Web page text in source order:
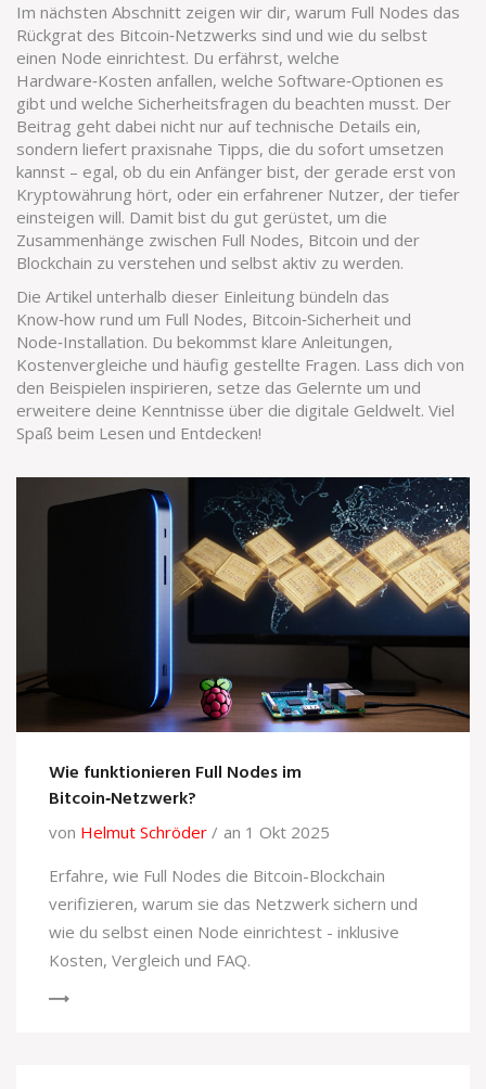
Im nächsten Abschnitt zeigen wir dir, warum Full Nodes das
Rückgrat des Bitcoin‑Netzwerks sind und wie du selbst
einen Node einrichtest. Du erfährst, welche
Hardware‑Kosten anfallen, welche Software‑Optionen es
gibt und welche Sicherheitsfragen du beachten musst. Der
Beitrag geht dabei nicht nur auf technische Details ein,
sondern liefert praxisnahe Tipps, die du sofort umsetzen
kannst – egal, ob du ein Anfänger bist, der gerade erst von
Kryptowährung hört, oder ein erfahrener Nutzer, der tiefer
einsteigen will. Damit bist du gut gerüstet, um die
Zusammenhänge zwischen Full Nodes, Bitcoin und der
Blockchain zu verstehen und selbst aktiv zu werden.
Die Artikel unterhalb dieser Einleitung bündeln das
Know‑how rund um Full Nodes, Bitcoin‑Sicherheit und
Node‑Installation. Du bekommst klare Anleitungen,
Kostenvergleiche und häufig gestellte Fragen. Lass dich von
den Beispielen inspirieren, setze das Gelernte um und
erweitere deine Kenntnisse über die digitale Geldwelt. Viel
Spaß beim Lesen und Entdecken!
Wie funktionieren Full Nodes im
Bitcoin‑Netzwerk?
von Helmut Schröder
an 1 Okt 2025
Erfahre, wie Full Nodes die Bitcoin-Blockchain
verifizieren, warum sie das Netzwerk sichern und
wie du selbst einen Node einrichtest - inklusive
Kosten, Vergleich und FAQ.